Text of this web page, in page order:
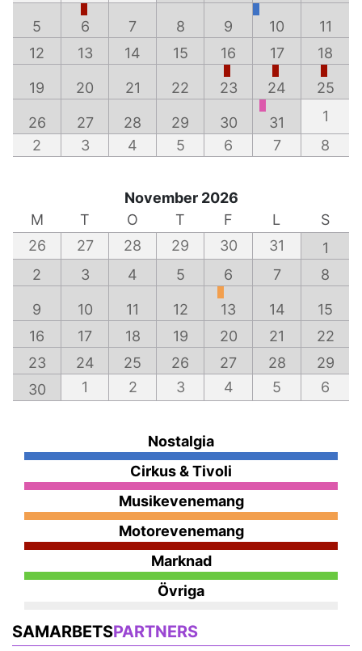
5 6 7 8 9 10
11
12
13 14 15 16 17 18
19 20 21 22 23 24 25
26 27 28 29 30 31
1
2
3 4 5 6 7 8
November 2026
M
T O T F L
S
26
27 28 29 30 31
1
2
3 4 5 6 7 8
9 10 11 12 13 14
15
16
17 18 19 20 21
22
23
24 25 26 27 28
29
30
1 2 3 4 5 6
Nostalgia
Cirkus & Tivoli
Musikevenemang
Motorevenemang
Marknad
Övriga
SAMARBETSPARTNERS